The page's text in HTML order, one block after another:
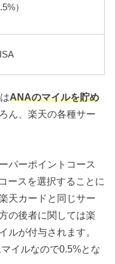
）
ANAのマイルを貯め
ん、楽天の各種サー
パーポイントコース
ースを選択することに
天カードと同じサー
の後者に関しては楽
ルが付与されます。
イルなので0.5%とな